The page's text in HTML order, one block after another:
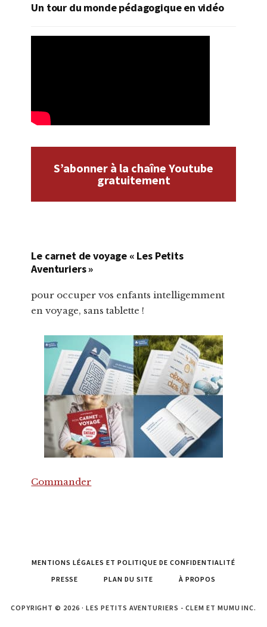
Un tour du monde pédagogique en vidéo
S’abonner à la chaîne Youtube
gratuitement
Le carnet de voyage « Les Petits
Aventuriers »
pour occuper vos enfants intelligemment
en voyage, sans tablette !
Commander
MENTIONS LÉGALES ET POLITIQUE DE CONFIDENTIALITÉ
PRESSE
PLAN DU SITE À PROPOS
COPYRIGHT © 2026 · LES PETITS AVENTURIERS - CLEM ET MUMU INC.